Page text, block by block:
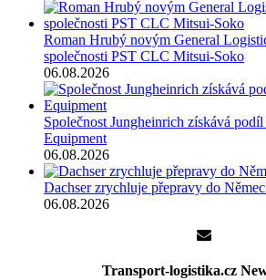
Roman Hrubý novým General
společnosti PST CLC Mitsui-Soko
06.08.2026
Společnost Jungheinrich získává
Equipment
06.08.2026
Dachser zrychluje přepravy do
06.08.2026
Transport-logistika.cz